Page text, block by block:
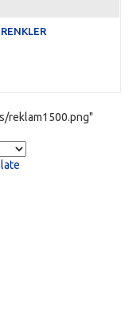
reklam1500.png"